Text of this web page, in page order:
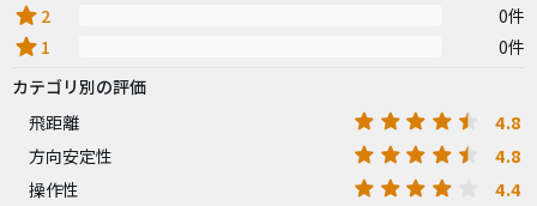
star 2 0件
star 1
0件
カテゴリ別の評価
飛距離
4.8
方向安定性 4.8
操作性 4.4